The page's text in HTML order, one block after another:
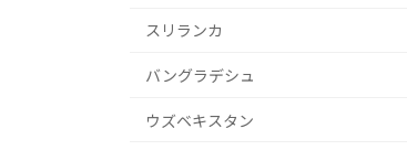
スリランカ
バングラデシュ
ウズベキスタン